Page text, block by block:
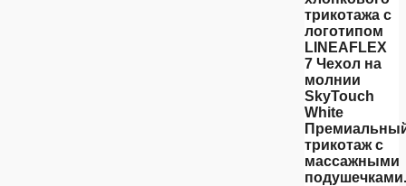
трикотажа с
логотипом
LINEAFLEX
7 Чехол на
молнии
SkyTouch
White
трикотаж с
массажными
подушечками.